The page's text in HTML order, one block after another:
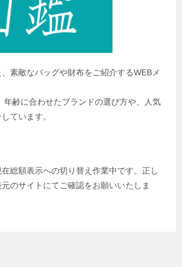
素敵なバッグや財布をご紹介するWEBメ
年齢に合わせたブランドの選び方や、人気
ています。
総額表示への切り替え作業中です。正し
のサイトにてご確認をお願いいたしま